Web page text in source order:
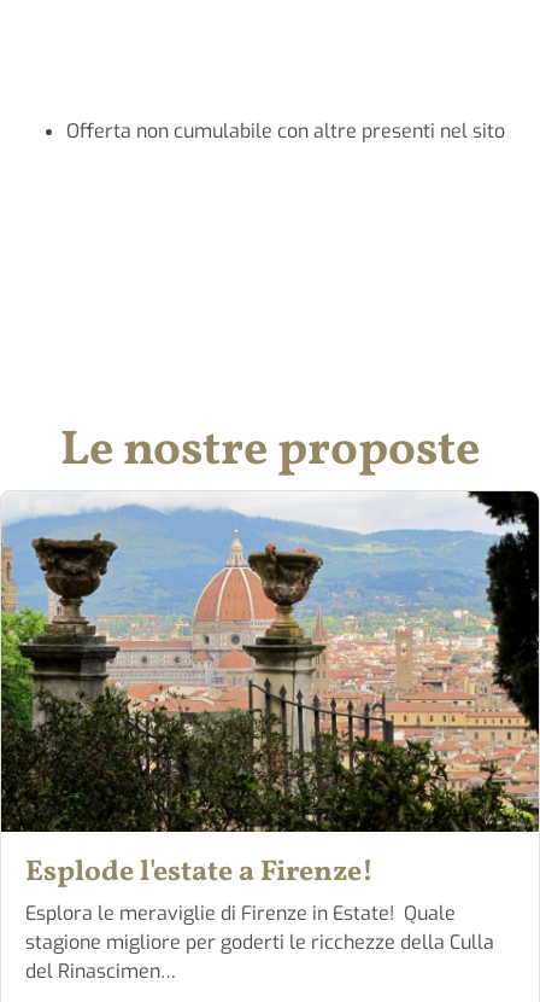
Offerta non cumulabile con altre presenti nel sito
Le nostre proposte
Esplode l'estate a Firenze!
Esplora le meraviglie di Firenze in Estate! Quale
stagione migliore per goderti le ricchezze della Culla
del Rinascimen…